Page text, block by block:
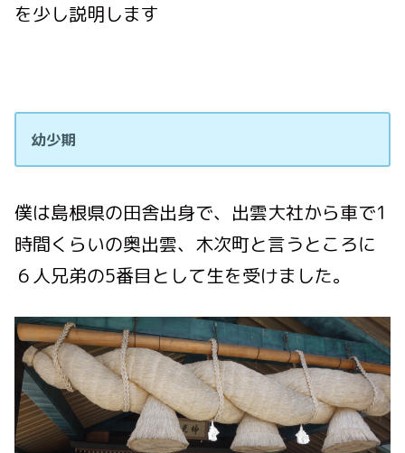
を少し説明します
幼少期
僕は島根県の田舎出身で、出雲大社から車で1
時間くらいの奥出雲、木次町と言うところに
６人兄弟の5番目として生を受けました。